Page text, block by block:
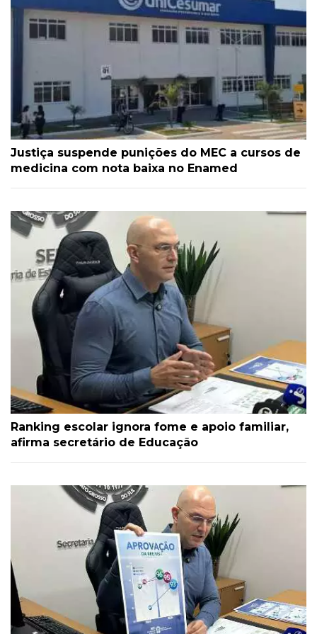
Justiça suspende punições do MEC a cursos de
medicina com nota baixa no Enamed
Ranking escolar ignora fome e apoio familiar,
afirma secretário de Educação